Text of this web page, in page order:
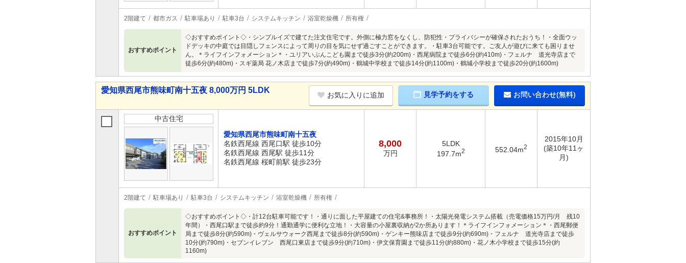
2階建て 都市ガス 駐車場あり 駐車3台 システムキッチン 浴室乾燥機 所有権
おすすめポイント
◇おすすめポイント◇・シンプルイズで建てた注文住宅です。外側に極力窓をなくし、防犯性・プライバシーが確保されたおうち！・全面ウッ
ドデッキの中庭では目隠しフェンスによって周りの目を気にせず過ごすことができます。・駐車3台可能です。ご友人が遊びに来ても困りませ
ん。＊ライフインフォメーション＊・ユリアいぶんこども園まで徒歩3分(約200m)・西尾病院まで徒歩6分(約410m)・フェルナ 道光寺店まで
徒歩6分(約480m)・スギ薬局 花ノ木店まで徒歩7分(約490m)・鶴城中学校まで徒歩14分(約1100m)・鶴城小学校まで徒歩20分(約1600m)
愛知県西尾市熊味町南十五夜 8,000万円 5LDK
お気に入りに追加 見学予約をする お問い合わせ(無料)
中古住宅
愛知県西尾市熊味町南十五夜
名鉄西尾線 西尾口駅 徒歩10分
名鉄西尾線 西尾駅 徒歩11分
名鉄西尾線 桜町前駅 徒歩23分
8,000
万円
5LDK
197.7m2 552.04m2
2015年10月
(築10年11ヶ
月)
2階建て 駐車場あり 駐車3台 システムキッチン 浴室乾燥機 所有権
おすすめポイント
◇おすすめポイント◇・計12台駐車可能です！・通りに面した平屋建ての住宅&事務所！・太陽光発電システム搭載（売電価格15万円/月 残10
年間）・西尾口駅まで徒歩約9分！通勤通学に便利な立地！・大容量の小屋裏収納が2か所あります！＊ライフインフォメーション＊・西尾郵便
局まで徒歩8分(約590m)・ヴェルサウォーク西尾まで徒歩8分(約590m)・ゲンキー熊味店まで徒歩9分(約690m)・フェルナ 道光寺店まで徒歩
10分(約790m)・セブンイレブン 西尾口東店まで徒歩9分(約710m)・伊文保育園まで徒歩11分(約880m)・花ノ木小学校まで徒歩15分(約
1160m)